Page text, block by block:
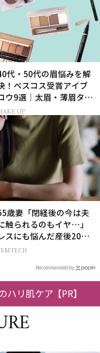
代・50代の眉悩みを解
！ベスコス受賞アイブ
ウ9選｜太眉・薄眉タイ
別の描き方
UP
歳妻「閉経後の今は夫
触られるのもイヤ…」
スにも悩んだ産後20年
葛藤
Recommended by
ハリ肌ケア【PR】